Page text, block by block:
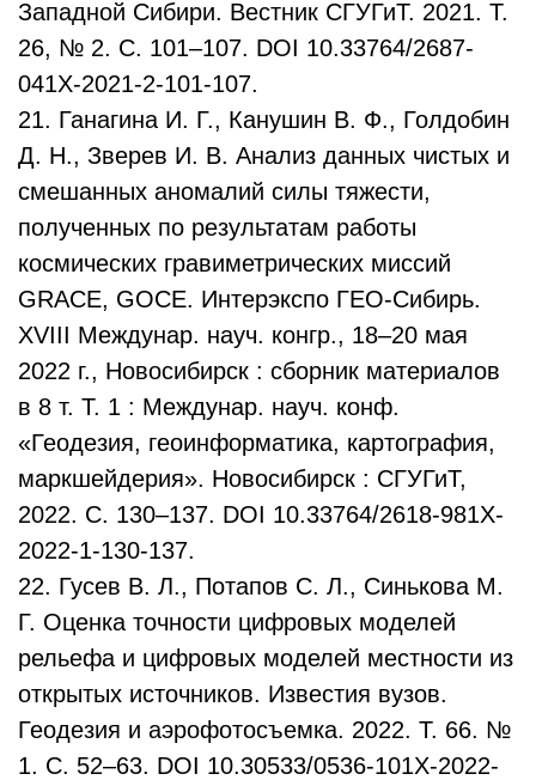
Западной Сибири. Вестник СГУГиТ. 2021. Т.
26, № 2. С. 101–107. DOI 10.33764/2687-
041X-2021-2-101-107.
21. Ганагина И. Г., Канушин В. Ф., Голдобин
Д. Н., Зверев И. В. Анализ данных чистых и
смешанных аномалий силы тяжести,
полученных по результатам работы
космических гравиметрических миссий
GRACE, GOCE. Интерэкспо ГЕО-Сибирь.
XVIII Междунар. науч. конгр., 18–20 мая
2022 г., Новосибирск : сборник материалов
в 8 т. Т. 1 : Междунар. науч. конф.
«Геодезия, геоинформатика, картография,
маркшейдерия». Новосибирск : СГУГиТ,
2022. С. 130–137. DOI 10.33764/2618-981X-
2022-1-130-137.
22. Гусев В. Л., Потапов С. Л., Синькова М.
Г. Оценка точности цифровых моделей
рельефа и цифровых моделей местности из
открытых источников. Известия вузов.
Геодезия и аэрофотосъемка. 2022. Т. 66. №
1. С. 52–63. DOI 10.30533/0536-101X-2022-